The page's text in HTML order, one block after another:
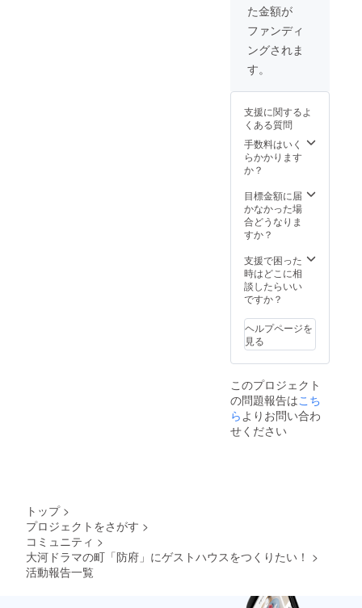
※CAMPFIRE限
定特別価格にて
ご提供） ・宿泊
部屋の命名権
た金額が
ファンディ
ングされま
す。
支援に関するよ
くある質問
手数料はいく
らかかります
か？
目標金額に届
かなかった場
合どうなりま
すか？
支援で困った
時はどこに相
談したらいい
ですか？
ヘルプページを
見る
このプロジェクト
の問題報告はこち
らよりお問い合わ
せください
トップ >
プロジェクトをさがす >
コミュニティ >
大河ドラマの町「防府」にゲストハウスをつくりたい！ >
活動報告一覧